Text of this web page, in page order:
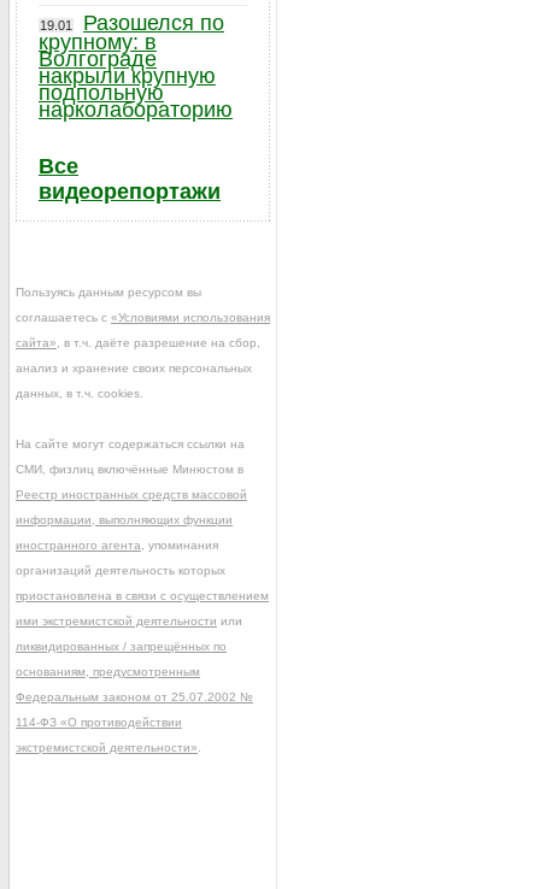
19.01
Разошелся по
крупному: в
Волгограде
накрыли крупную
подпольную
нарколабораторию
Все
видеорепортажи
Пользуясь данным ресурсом вы
соглашаетесь с «Условиями использования
сайта» , в т.ч. даёте разрешение на сбор,
анализ и хранение своих персональных
данных, в т.ч. cookies.
На сайте могут содержаться ссылки на
СМИ, физлиц включённые Минюстом в
Реестр иностранных средств массовой
информации, выполняющих функции
иностранного агента , упоминания
организаций деятельность которых
приостановлена в связи с осуществлением
ими экстремистской деятельности или
ликвидированных / запрещённых по
основаниям, предусмотренным
Федеральным законом от 25.07.2002 №
114-ФЗ «О противодействии
экстремистской деятельности»